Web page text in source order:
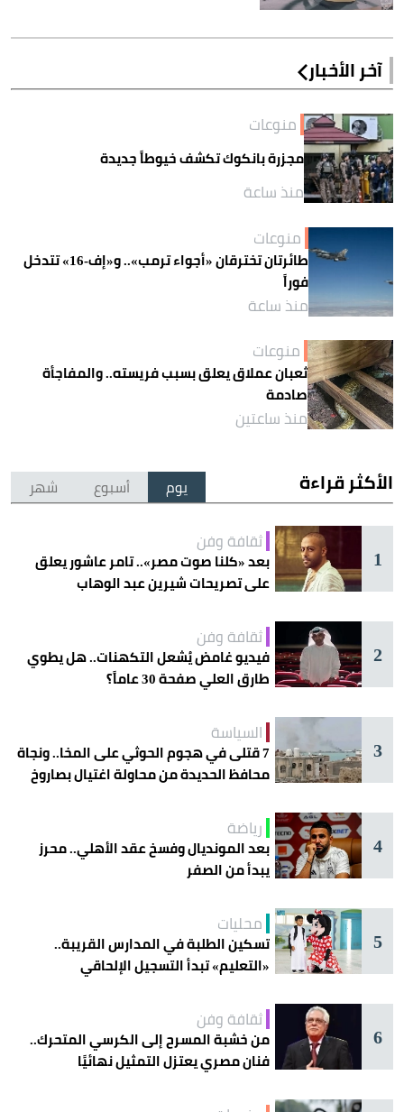
آخر الأخبار
منوعات
مجزرة بانكوك تكشف خيوطاً جديدة
منذ ساعة
منوعات
طائرتان تخترقان «أجواء ترمب».. و«إف-16» تتدخل
فوراً
منذ ساعة
منوعات
ثعبان عملاق يعلق بسبب فريسته.. والمفاجأة
صادمة
منذ ساعتين
الأكثر قراءة يوم أسبوع شهر
1
ثقافة وفن
بعد «كلنا صوت مصر».. تامر عاشور يعلق
على تصريحات شيرين عبد الوهاب
2
ثقافة وفن
فيديو غامض يُشعل التكهنات.. هل يطوي
طارق العلي صفحة 30 عاماً؟
3
السياسة
7 قتلى في هجوم الحوثي على المخا.. ونجاة
محافظ الحديدة من محاولة اغتيال بصاروخ
4
رياضة
بعد المونديال وفسخ عقد الأهلي.. محرز
يبدأ من الصفر
5
محليات
تسكين الطلبة في المدارس القريبة..
«التعليم» تبدأ التسجيل الإلحاقي
6
ثقافة وفن
من خشبة المسرح إلى الكرسي المتحرك..
فنان مصري يعتزل التمثيل نهائيًا